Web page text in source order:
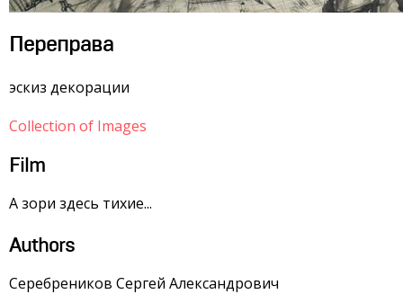
Переправа
эскиз декорации
Collection of Images
Film
А зори здесь тихие...
Authors
Серебреников Сергей Александрович